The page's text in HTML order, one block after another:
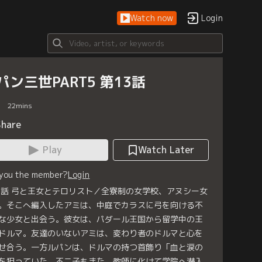
Watch now Login
ン三世PART5 第13話
22mins
Play
Watch Later
the member?Login
弓と王女とテロリスト／全寮制の女学校、アヌシー女
そこへ編入したアミは、中庭でカラスに弓を向ける不
少女と出会う。彼女は、パダール王国から留学中の王
ルマ。友達のいないアミは、変わり者のドルマと心を
合う。一方ルパンは、ドルマの持つ首飾り「血と涙の